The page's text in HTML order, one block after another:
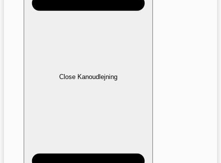
Close Kanoudlejning